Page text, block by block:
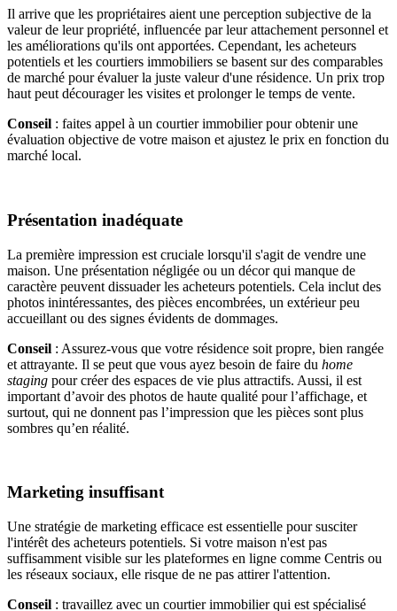
Il arrive que les propriétaires aient une perception subjective de la
valeur de leur propriété, influencée par leur attachement personnel et
les améliorations qu'ils ont apportées. Cependant, les acheteurs
potentiels et les courtiers immobiliers se basent sur des comparables
de marché pour évaluer la juste valeur d'une résidence. Un prix trop
haut peut décourager les visites et prolonger le temps de vente.
Conseil : faites appel à un courtier immobilier pour obtenir une
évaluation objective de votre maison et ajustez le prix en fonction du
marché local.
Présentation inadéquate
La première impression est cruciale lorsqu'il s'agit de vendre une
maison. Une présentation négligée ou un décor qui manque de
caractère peuvent dissuader les acheteurs potentiels. Cela inclut des
photos inintéressantes, des pièces encombrées, un extérieur peu
accueillant ou des signes évidents de dommages.
Conseil : Assurez-vous que votre résidence soit propre, bien rangée
et attrayante. Il se peut que vous ayez besoin de faire du home
staging pour créer des espaces de vie plus attractifs. Aussi, il est
important d’avoir des photos de haute qualité pour l’affichage, et
surtout, qui ne donnent pas l’impression que les pièces sont plus
sombres qu’en réalité.
Marketing insuffisant
Une stratégie de marketing efficace est essentielle pour susciter
l'intérêt des acheteurs potentiels. Si votre maison n'est pas
suffisamment visible sur les plateformes en ligne comme Centris ou
les réseaux sociaux, elle risque de ne pas attirer l'attention.
Conseil : travaillez avec un courtier immobilier qui est spécialisé